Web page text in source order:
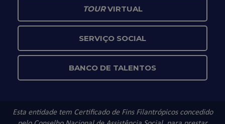
TOURVIRTUAL
SERVIÇO SOCIAL
BANCO DE TALENTOS
Esta entidade tem Certificado de Fins Filantrópicos concedido